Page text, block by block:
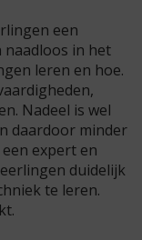
een
naadloos in het
leren en hoe.
Nadeel is wel
daardoor minder
expert en
duidelijk
te leren.